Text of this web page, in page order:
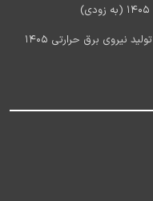
آخرین اخبار استخدام شرکت مادر تخصصی تولید نیروی برق حرارتی 1405